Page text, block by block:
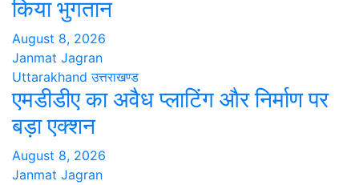
किया भुगतान
August 8, 2026
Janmat Jagran
Uttarakhand उत्तराखण्ड
एमडीडीए का अवैध प्लाटिंग और निर्माण पर
बड़ा एक्शन
August 8, 2026
Janmat Jagran